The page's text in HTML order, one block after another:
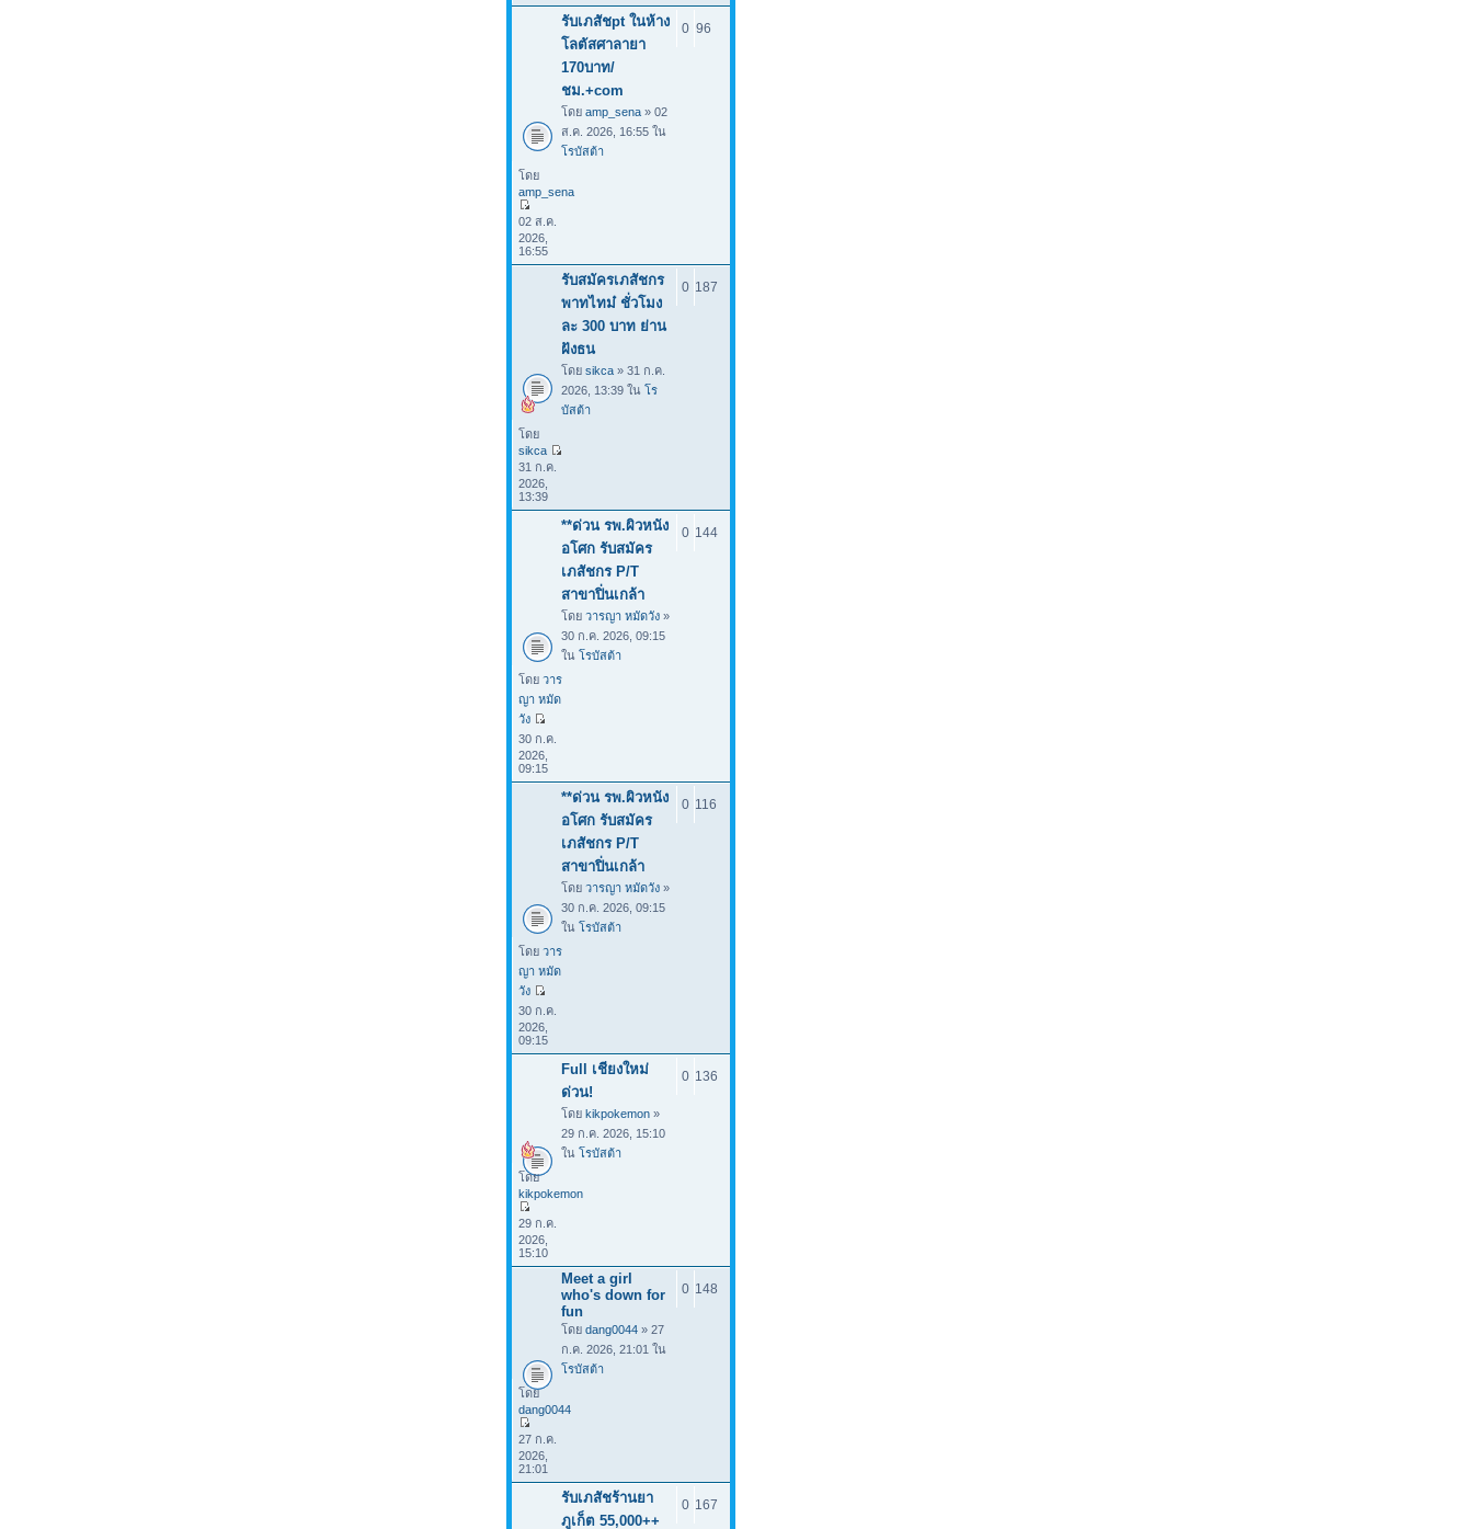
รับเภสัชpt ในห้าง
โลตัสศาลายา
170บาท/
ชม.+com
โดย amp_sena » 02
ส.ค. 2026, 16:55 ใน
โรบัสต้า
0 96
โดย
amp_sena
02 ส.ค.
2026,
16:55
รับสมัครเภสัชกร
พาทไทม๋ ชั่วโมง
ละ 300 บาท ย่าน
ฝังธน
โดย sikca » 31 ก.ค.
2026, 13:39 ใน โร
บัสต้า
0 187
โดย
sikca
31 ก.ค.
2026,
13:39
**ด่วน รพ.ผิวหนัง
อโศก รับสมัคร
เภสัชกร P/T
สาขาปิ่นเกล้า
โดย วารญา หมัดวัง »
30 ก.ค. 2026, 09:15
ใน โรบัสต้า
0 144
โดย วาร
ญา หมัด
วัง
30 ก.ค.
2026,
09:15
**ด่วน รพ.ผิวหนัง
อโศก รับสมัคร
เภสัชกร P/T
สาขาปิ่นเกล้า
โดย วารญา หมัดวัง »
30 ก.ค. 2026, 09:15
ใน โรบัสต้า
0 116
โดย วาร
ญา หมัด
วัง
30 ก.ค.
2026,
09:15
Full เชียงใหม่
ด่วน!
โดย kikpokemon »
29 ก.ค. 2026, 15:10
ใน โรบัสต้า
0 136
โดย
kikpokemon
29 ก.ค.
2026,
15:10
Meet a girl
who's down for
fun
โดย dang0044 » 27
ก.ค. 2026, 21:01 ใน
โรบัสต้า
0 148
โดย
dang0044
27 ก.ค.
2026,
21:01
รับเภสัชร้านยา
ภูเก็ต 55,000++
0 167